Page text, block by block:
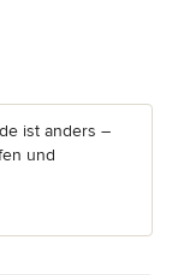
ist anders –
und